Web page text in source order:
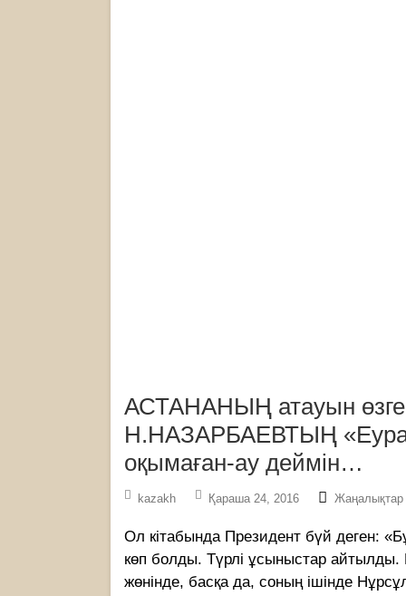
АСТАНАНЫҢ атауын
Н.НАЗАРБАЕВТЫҢ
оқымаған-ау деймін…
kazakh Қараша 24, 2016 Жаңалықтар
Ол кітабында Президент бүй деген:
көп болды. Түрлі ұсыныстар айтылды.
жөнінде, басқа да, соның ішінде